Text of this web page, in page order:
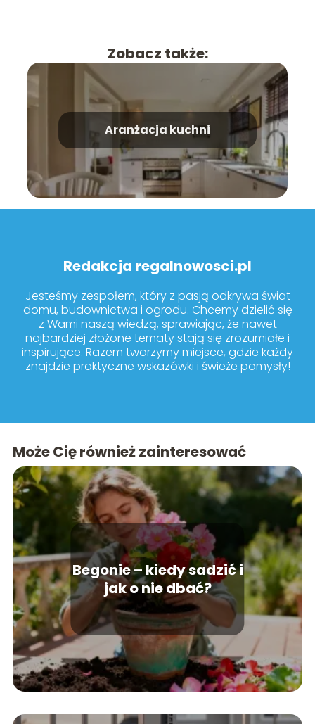
Zobacz także:
Aranżacja kuchni
Redakcja regalnowosci.pl
Jesteśmy zespołem, który z pasją odkrywa świat
domu, budownictwa i ogrodu. Chcemy dzielić się
z Wami naszą wiedzą, sprawiając, że nawet
najbardziej złożone tematy stają się zrozumiałe i
inspirujące. Razem tworzymy miejsce, gdzie każdy
znajdzie praktyczne wskazówki i świeże pomysły!
Może Cię również zainteresować
Begonie – kiedy sadzić i
jak o nie dbać?